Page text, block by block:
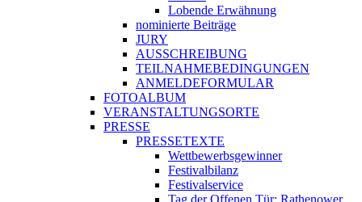
Lobende Erwähnung
nominierte Beiträge
JURY
AUSSCHREIBUNG
TEILNAHMEBEDINGUNGEN
ANMELDEFORMULAR
FOTOALBUM
VERANSTALTUNGSORTE
PRESSE
PRESSETEXTE
Wettbewerbsgewinner
Festivalbilanz
Festivalservice
Tag der Offenen Tür: Rathenower